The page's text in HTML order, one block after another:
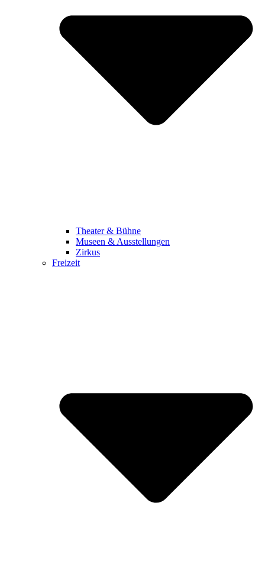
Theater & Bühne
Museen & Ausstellungen
Zirkus
Freizeit